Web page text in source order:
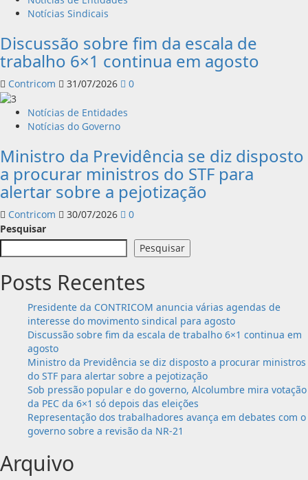
Notícias Sindicais
Discussão sobre fim da escala de
trabalho 6×1 continua em agosto
Contricom 31/07/2026 0
Notícias de Entidades
Notícias do Governo
Ministro da Previdência se diz disposto
a procurar ministros do STF para
alertar sobre a pejotização
Contricom 30/07/2026
0
Pesquisar
Pesquisar
Posts Recentes
Presidente da CONTRICOM anuncia várias agendas de
interesse do movimento sindical para agosto
Discussão sobre fim da escala de trabalho 6×1 continua em
agosto
Ministro da Previdência se diz disposto a procurar ministros
do STF para alertar sobre a pejotização
Sob pressão popular e do governo, Alcolumbre mira votação
da PEC da 6×1 só depois das eleições
Representação dos trabalhadores avança em debates com o
governo sobre a revisão da NR-21
Arquivo